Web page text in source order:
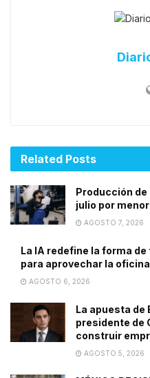
Related Posts
Producción de
julio por
AGOSTO 7, 2026
La IA redefine la forma
para aprovechar la
AGOSTO 6, 2026
La apuesta de
presidente de
construir
AGOSTO 5, 2026